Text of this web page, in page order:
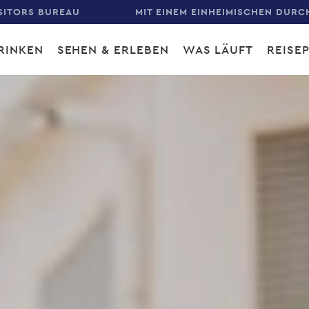
BUREAU MIT EINEM EINHEIMISCHEN
SEHEN & ERLEBEN WAS LÄUFT